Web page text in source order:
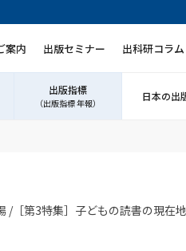
案内 出版セミナー 出科研コラム
出版指標
（出版指標 年報）
日本の出
/［第3特集］子どもの読書の現在